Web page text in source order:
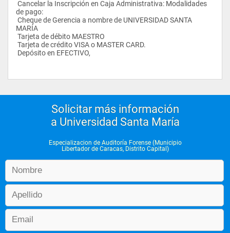
de pago:
MARÍA
Tarjeta de débito MAESTRO
Tarjeta de crédito VISA o MASTER CARD.
Depósito en EFECTIVO,
Solicitar más información
a Universidad Santa María
Especializacion de Auditoría Forense (Municipio
Libertador de Caracas, Distrito Capital)